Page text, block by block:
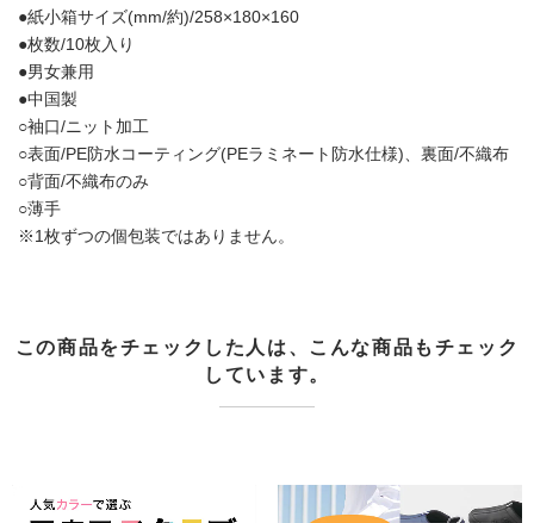
●紙小箱サイズ(mm/約)/258×180×160
●枚数/10枚入り
●男女兼用
●中国製
○袖口/ニット加工
○表面/PE防水コーティング(PEラミネート防水仕様)、裏面/不織布
○背面/不織布のみ
○薄手
※1枚ずつの個包装ではありません。
この商品をチェックした人は、こんな商品もチェック
しています。